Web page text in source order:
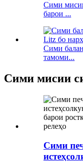
Сими
барои ...
Сими
тамоми...
Сими мисии
Сими